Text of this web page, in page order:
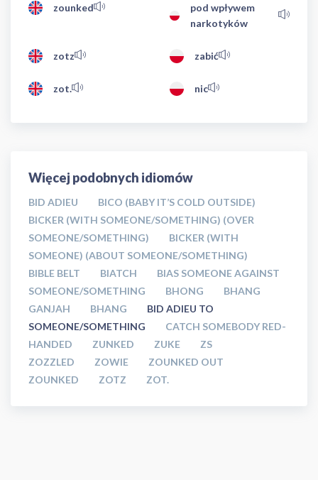
zounked
pod wpływem
narkotyków
zotz zabić
zot. nic
Więcej podobnych idiomów
BID ADIEU
BICO (BABY IT’S COLD OUTSIDE)
BICKER (WITH SOMEONE/SOMETHING) (OVER
SOMEONE/SOMETHING)
BICKER (WITH
SOMEONE) (ABOUT SOMEONE/SOMETHING)
BIBLE BELT
BIATCH
BIAS SOMEONE AGAINST
SOMEONE/SOMETHING
BHONG
BHANG
GANJAH
BHANG
BID ADIEU TO
SOMEONE/SOMETHING
CATCH SOMEBODY RED-
HANDED
ZUNKED ZUKE
ZS
ZOZZLED
ZOWIE
ZOUNKED OUT
ZOUNKED
ZOTZ ZOT.